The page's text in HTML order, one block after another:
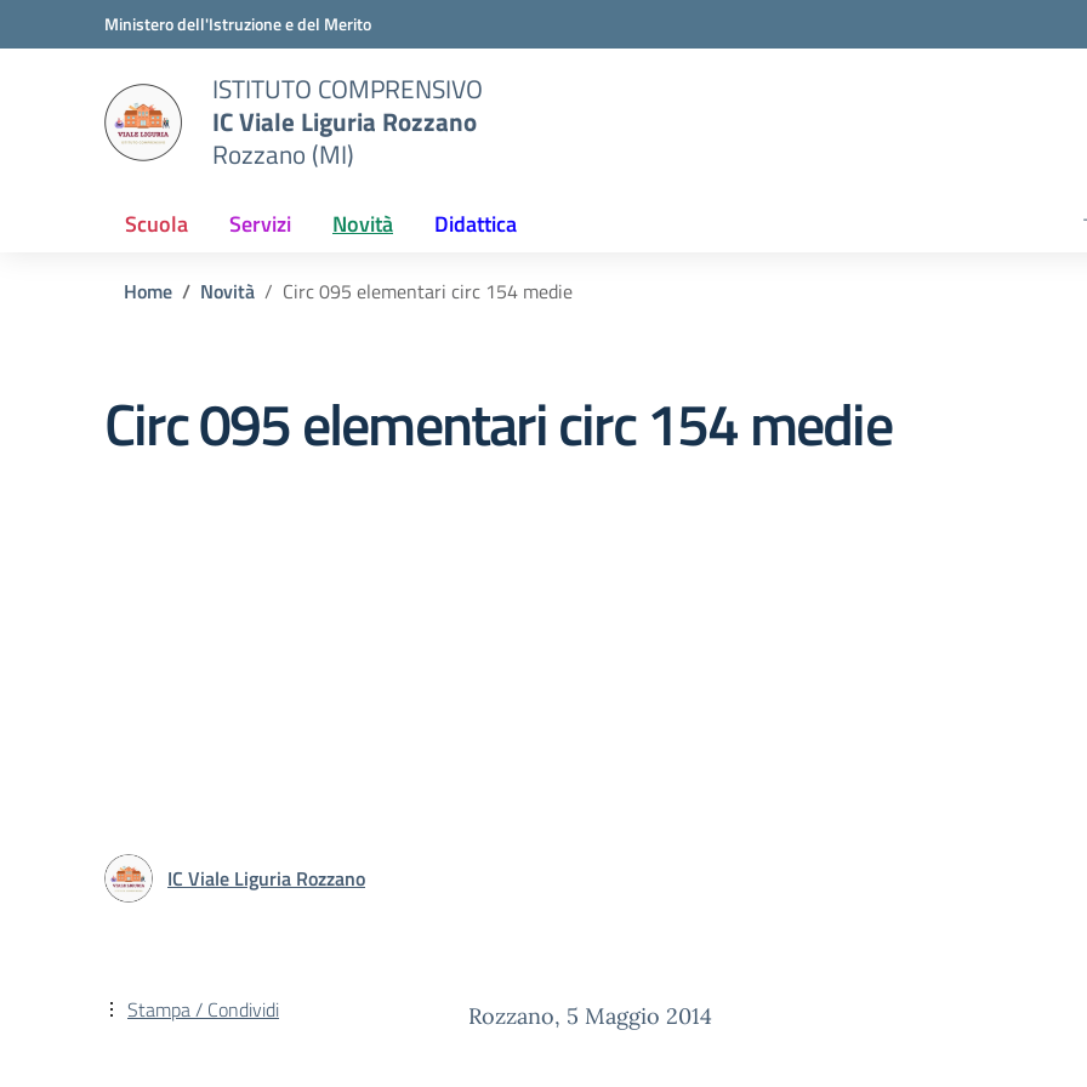
Vai ai contenuti
Vai al menu di navigazioneMinistero dell'Istruzione e del Merito
ISTITUTO COMPRENSIVO
IC Viale Liguria Rozzano
Rozzano (MI)
Scuola Servizi Novità Didattica
Home Novità Circ 095 elementari circ 154 medie
Circ 095 elementari circ 154 medie
IC Viale Liguria Rozzano
Rozzano, 5 Maggio 2014
Stampa / Condividi